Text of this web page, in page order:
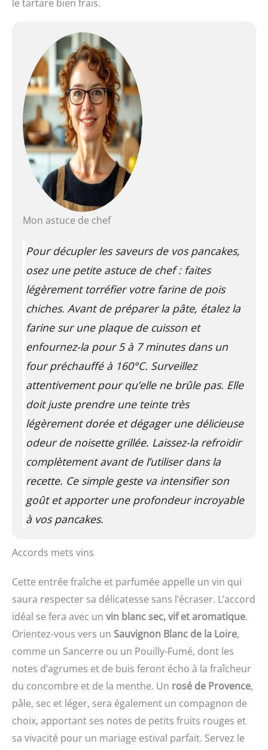
le tartare bien frais.
Mon astuce de chef
Pour décupler les saveurs de vos pancakes,
osez une petite astuce de chef : faites
légèrement torréfier votre farine de pois
chiches. Avant de préparer la pâte, étalez la
farine sur une plaque de cuisson et
enfournez-la pour 5 à 7 minutes dans un
four préchauffé à 160°C. Surveillez
attentivement pour qu’elle ne brûle pas. Elle
doit juste prendre une teinte très
légèrement dorée et dégager une délicieuse
odeur de noisette grillée. Laissez-la refroidir
complètement avant de l’utiliser dans la
recette. Ce simple geste va intensifier son
goût et apporter une profondeur incroyable
à vos pancakes.
Accords mets vins
Cette entrée fraîche et parfumée appelle un vin qui
saura respecter sa délicatesse sans l’écraser. L’accord
idéal se fera avec un vin blanc sec, vif et aromatique.
Orientez-vous vers un Sauvignon Blanc de la Loire,
comme un Sancerre ou un Pouilly-Fumé, dont les
notes d’agrumes et de buis feront écho à la fraîcheur
du concombre et de la menthe. Un rosé de Provence,
pâle, sec et léger, sera également un compagnon de
choix, apportant ses notes de petits fruits rouges et
sa vivacité pour un mariage estival parfait. Servez le